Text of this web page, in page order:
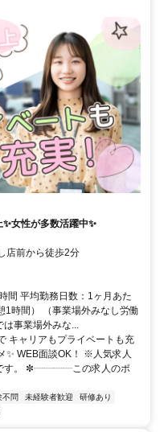
女性が多数活躍中✨
店前から徒歩2分
間 平均勤務日数：1ヶ月あた
1時間） （事業場外みなし労働
事業場外みな...
キャリアもプライベートも充
✨ WEB面談OK！ ※人気求人
です。 ✼┈┈┈┈この求人のポ
不問 未経験者歓迎
研修あり